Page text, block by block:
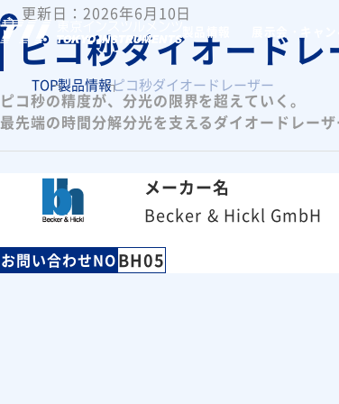
TOP製品情報ピコ秒ダイオードレーザー
更新日：2026年6月10日
ピコ秒ダイオードレ
ピコ秒の精度が、分光の限界を超えていく。
最先端の時間分解分光を支えるダイオードレー
メーカー名
Becker & Hickl GmbH
お問い合わせNOBH05